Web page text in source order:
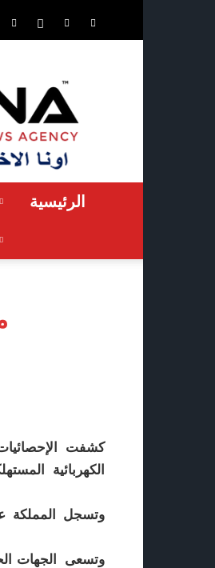
الرئيسية
وتسجل المملكة
وتسعى الجهات